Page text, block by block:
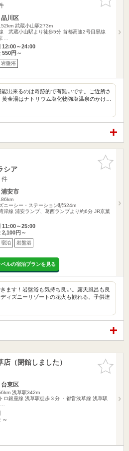
りに追加
川区
武蔵小山駅273m
武蔵小山駅より徒歩5分 首都高速2号目黒線
…
12:00～24:00
550円～
岩盤浴
出来るのは奇跡的で有難いです。ご近所さ
黄金湯はナトリウム塩化物強塩温泉のかけ…
お気に入
りに追加
シア
安市
ニーシー・ステーション駅524m
岸線 浦安ランプ、葛西ランプより約6分 JR京葉
11:00～25:00
2,100円～
宿泊 岩盤浴
ルの宿泊プランを見る
ます！岩盤浴も気持ち良い。露天風呂も良
ィズニーリゾートの花火も観れる。子供達
お気に入
りに追加
店（閉館しました）
東区
浅草駅342m
ロ銀座線 浅草駅徒歩３分 ・都営浅草線 浅草駅
～